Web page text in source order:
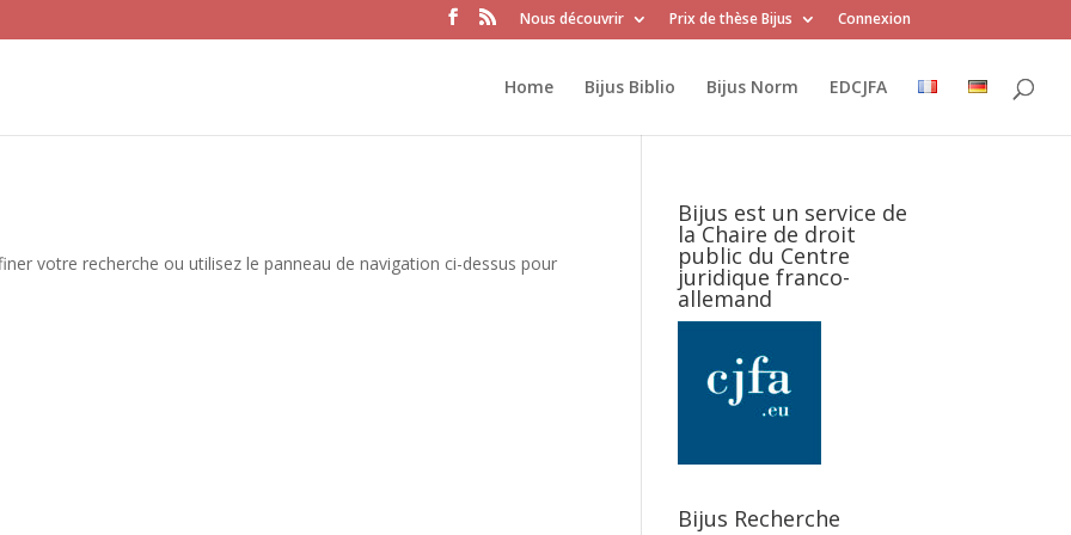
Nous découvrir Prix de thèse Bijus Connexion
Home Bijus Biblio Bijus Norm EDCJFA
votre recherche ou utilisez le panneau de navigation ci-dessus pour
Bijus est un service de
la Chaire de droit
public du Centre
juridique franco-
allemand
Bijus Recherche